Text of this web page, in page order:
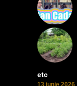
etc